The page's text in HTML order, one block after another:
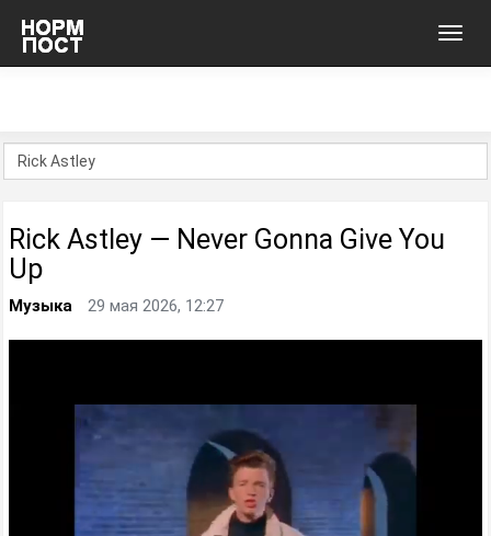
Rick Astley — Never Gonna Give You
Up
Музыка 29 мая 2026, 12:27